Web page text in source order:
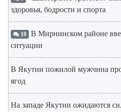
здоровья, бодрости и спорта
10 В Мирнинском районе
ситуации
В Якутии пожилой мужчина
ягод
На западе Якутии ожидаются